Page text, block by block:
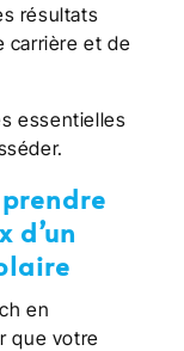
résultats
carrière et de
essentielles
d’un
en
que votre